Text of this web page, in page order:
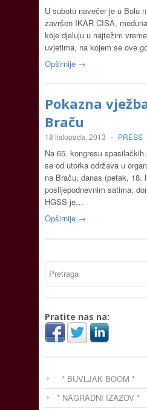
U subotu navečer je u Bolu
završen IKAR CISA,
koje djeluju u najtežim
uvjetima, na kojem se ove
Opširnije →
Pokazna
Braču
18 listopada, 2013 - PRESS
Na 65. kongresu
se od utorka održava u
na Braču, danas (petak, 18.
poslijepodnevnim satima,
HGSS je…
Opširnije →
Pratite nas na:
* BUVLJAK BOOM *
* NAGRADNI IZAZOV *